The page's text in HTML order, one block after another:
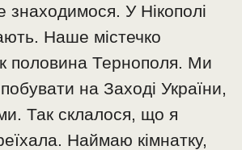
знаходимося. У Нікополі
Наше містечко
половина Тернополя. Ми
на Заході України,
Так склалося, що я
Наймаю кімнатку,